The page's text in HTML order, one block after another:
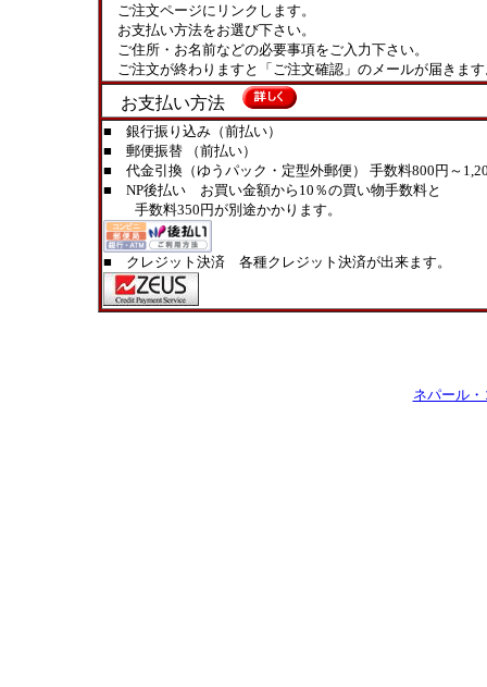
ご注文ページにリンクします。
お支払い方法をお選び下さい。
ご住所・お名前などの必要事項をご入力下さい。
ご注文が終わりますと「ご注文確認」のメールが届きま
お支払い方法
■ 銀行振り込み（前払い）
■ 郵便振替 （前払い）
■ 代金引換（ゆうパック・定型外郵便） 手数料800円～
■ NP後払い お買い金額から10％の買い物手数料と
手数料350円が別途かかります。
■ クレジット決済 各種クレジット決済が出来ます。
ネパール